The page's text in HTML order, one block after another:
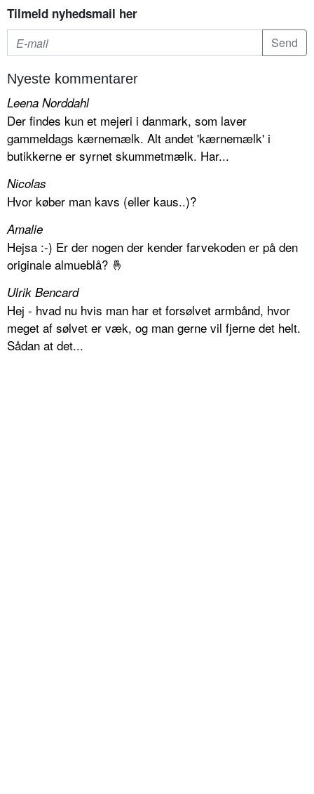
Tilmeld nyhedsmail her
Nyeste kommentarer
Leena Norddahl
Der findes kun et mejeri i danmark, som laver
gammeldags kærnemælk. Alt andet 'kærnemælk' i
butikkerne er syrnet skummetmælk. Har...
Nicolas
Hvor køber man kavs (eller kaus..)?
Amalie
Hejsa :-) Er der nogen der kender farvekoden er på den
originale almueblå? 🤞
Ulrik Bencard
Hej - hvad nu hvis man har et forsølvet armbånd, hvor
meget af sølvet er væk, og man gerne vil fjerne det helt.
Sådan at det...